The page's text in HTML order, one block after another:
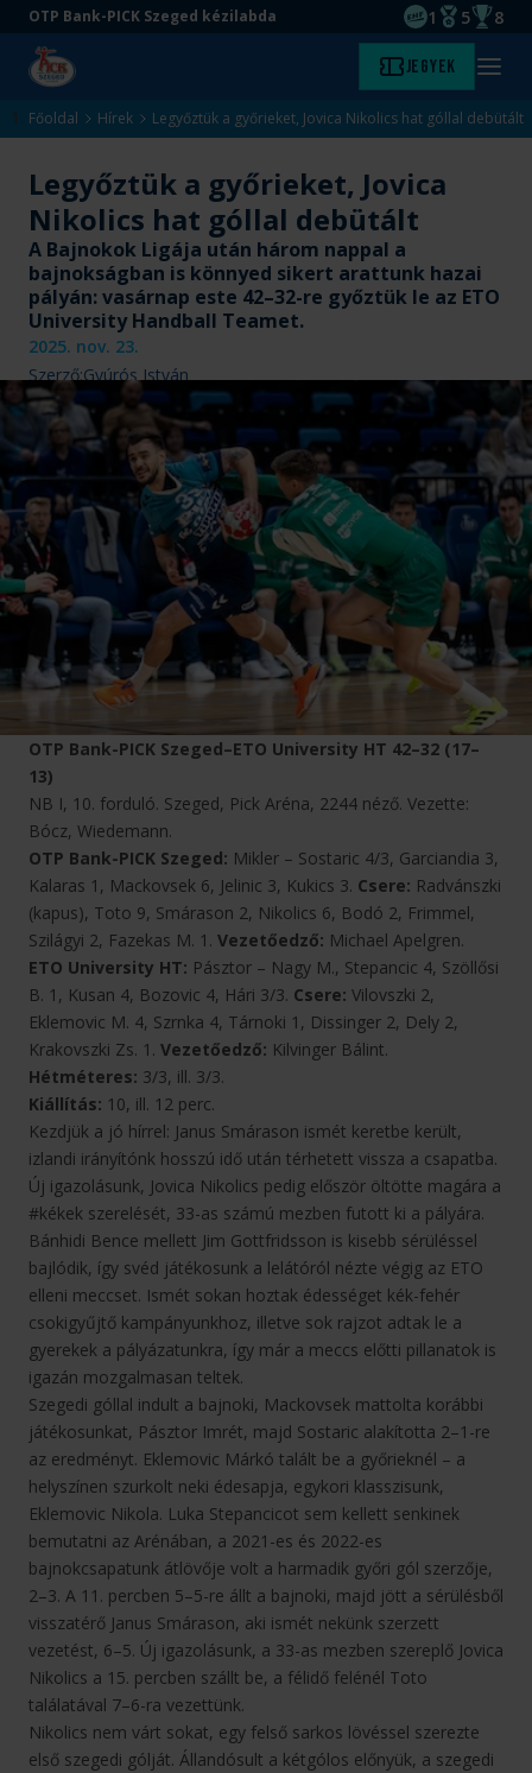
Ugrás
tartalomra
Ugrás
aljára
OTP Bank-PICK Szeged kézilabda
EHF
1
Magyar
5 8
Kezdőlap Jegyek Menü
Főoldal Hírek Legyőztük a győrieket, Jovica Nikolics hat góllal debütált
Legyőztük a győrieket, Jovica
Nikolics hat góllal debütált
A Bajnokok Ligája után három nappal a
bajnokságban is könnyed sikert arattunk hazai
pályán: vasárnap este 42–32-re győztük le az ETO
University Handball Teamet.
2025. nov. 23.
Szerző:Gyúrós István
OTP Bank-PICK Szeged–ETO University HT 42–32 (17–
13)
NB I, 10. forduló. Szeged, Pick Aréna, 2244 néző. Vezette:
Bócz, Wiedemann.
OTP Bank-PICK Szeged: Mikler – Sostaric 4/3, Garciandia 3,
Kalaras 1, Mackovsek 6, Jelinic 3, Kukics 3. Csere: Radvánszki
(kapus), Toto 9, Smárason 2, Nikolics 6, Bodó 2, Frimmel,
Szilágyi 2, Fazekas M. 1. Vezetőedző: Michael Apelgren.
ETO University HT: Pásztor – Nagy M., Stepancic 4, Szöllősi
B. 1, Kusan 4, Bozovic 4, Hári 3/3. Csere: Vilovszki 2,
Eklemovic M. 4, Szrnka 4, Tárnoki 1, Dissinger 2, Dely 2,
Krakovszki Zs. 1. Vezetőedző: Kilvinger Bálint.
Hétméteres: 3/3, ill. 3/3.
Kiállítás: 10, ill. 12 perc.
Kezdjük a jó hírrel: Janus Smárason ismét keretbe került,
izlandi irányítónk hosszú idő után térhetett vissza a csapatba.
Új igazolásunk, Jovica Nikolics pedig először öltötte magára a
#kékek szerelését, 33-as számú mezben futott ki a pályára.
Bánhidi Bence mellett Jim Gottfridsson is kisebb sérüléssel
bajlódik, így svéd játékosunk a lelátóról nézte végig az ETO
elleni meccset. Ismét sokan hoztak édességet kék-fehér
csokigyűjtő kampányunkhoz, illetve sok rajzot adtak le a
gyerekek a pályázatunkra, így már a meccs előtti pillanatok is
igazán mozgalmasan teltek.
Szegedi góllal indult a bajnoki, Mackovsek mattolta korábbi
játékosunkat, Pásztor Imrét, majd Sostaric alakította 2–1-re
az eredményt. Eklemovic Márkó talált be a győrieknél – a
helyszínen szurkolt neki édesapja, egykori klasszisunk,
Eklemovic Nikola. Luka Stepancicot sem kellett senkinek
bemutatni az Arénában, a 2021-es és 2022-es
bajnokcsapatunk átlövője volt a harmadik győri gól szerzője,
2–3. A 11. percben 5–5-re állt a bajnoki, majd jött a sérülésből
visszatérő Janus Smárason, aki ismét nekünk szerzett
vezetést, 6–5. Új igazolásunk, a 33-as mezben szereplő Jovica
Nikolics a 15. percben szállt be, a félidő felénél Toto
találatával 7–6-ra vezettünk.
Nikolics nem várt sokat, egy felső sarkos lövéssel szerezte
első szegedi gólját. Állandósult a kétgólos előnyük, a szegedi